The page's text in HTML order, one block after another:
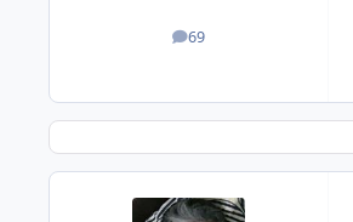
69
posts